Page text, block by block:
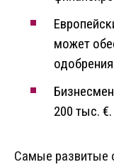
может
200 тыс. €.
Самые развитые